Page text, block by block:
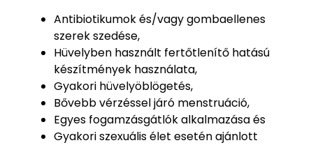
Antibiotikumok és/vagy gombaellenes
szerek szedése,
Hüvelyben használt fertőtlenítő hatású
készítmények használata,
Gyakori hüvelyöblögetés,
Bővebb vérzéssel járó menstruáció,
Egyes fogamzásgátlók alkalmazása és
Gyakori szexuális élet esetén ajánlott